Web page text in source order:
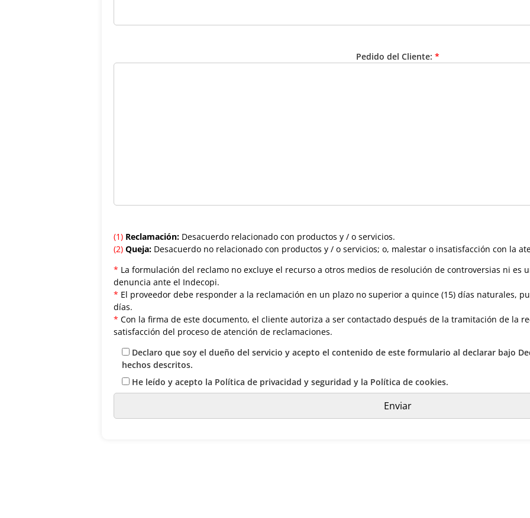
Pedido del Cliente: *
(1) Reclamación: Desacuerdo relacionado con productos y / o servicios.
(2) Queja: Desacuerdo no relacionado con productos y / o servicios; o, malestar o insatisfacción con la
* La formulación del reclamo no excluye el recurso a otros medios de resolución de controversias ni es
denuncia ante el Indecopi.
* El proveedor debe responder a la reclamación en un plazo no superior a quince (15) días naturales,
días.
* Con la firma de este documento, el cliente autoriza a ser contactado después de la tramitación de la
satisfacción del proceso de atención de reclamaciones.
Declaro que soy el dueño del servicio y acepto el contenido de este formulario al declarar bajo
hechos descritos.
He leído y acepto la Política de privacidad y seguridad y la Política de cookies.